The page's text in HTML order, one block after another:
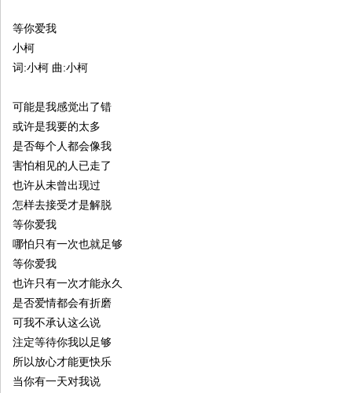
等你爱我
小柯
词:小柯 曲:小柯
可能是我感觉出了错
或许是我要的太多
是否每个人都会像我
害怕相见的人已走了
也许从未曾出现过
怎样去接受才是解脱
等你爱我
哪怕只有一次也就足够
等你爱我
也许只有一次才能永久
是否爱情都会有折磨
可我不承认这么说
注定等待你我以足够
所以放心才能更快乐
当你有一天对我说